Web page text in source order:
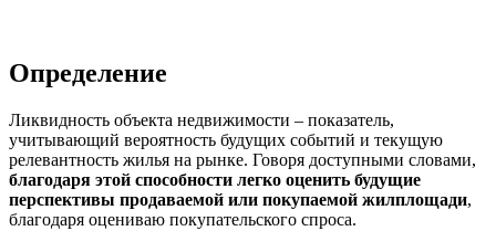
Определение
Ликвидность объекта недвижимости – показатель,
учитывающий вероятность будущих событий и текущую
релевантность жилья на рынке. Говоря доступными словами,
благодаря этой способности легко оценить будущие
перспективы продаваемой или покупаемой жилплощади,
благодаря оцениваю покупательского спроса.